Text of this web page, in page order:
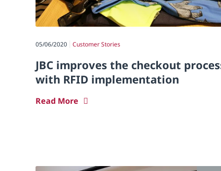
05/06/2020 Customer Stories
JBC improves the checkout
with RFID implementation
Read More